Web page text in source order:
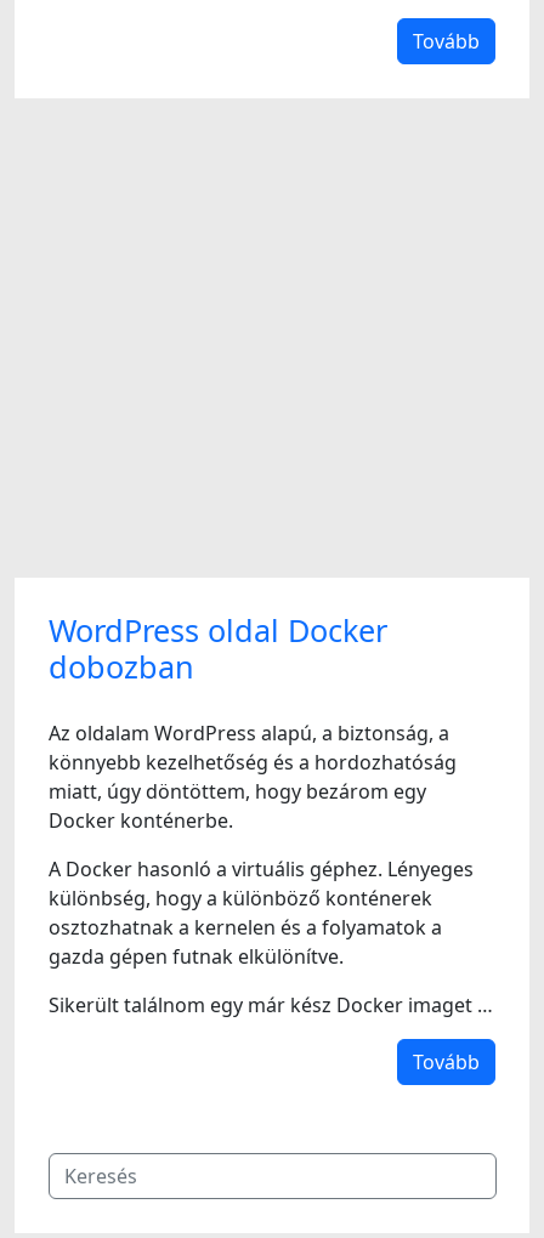
Tovább
WordPress oldal Docker
dobozban
Az oldalam WordPress alapú, a biztonság, a
könnyebb kezelhetőség és a hordozhatóság
miatt, úgy döntöttem, hogy bezárom egy
Docker konténerbe.
A Docker hasonló a virtuális géphez. Lényeges
különbség, hogy a különböző konténerek
osztozhatnak a kernelen és a folyamatok a
gazda gépen futnak elkülönítve.
Sikerült találnom egy már kész Docker imaget …
Tovább